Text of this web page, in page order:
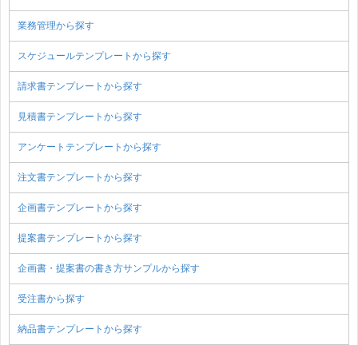
業務管理から探す
スケジュールテンプレートから探す
請求書テンプレートから探す
見積書テンプレートから探す
アンケートテンプレートから探す
注文書テンプレートから探す
企画書テンプレートから探す
提案書テンプレートから探す
企画書・提案書の書き方サンプルから探す
受注書から探す
納品書テンプレートから探す